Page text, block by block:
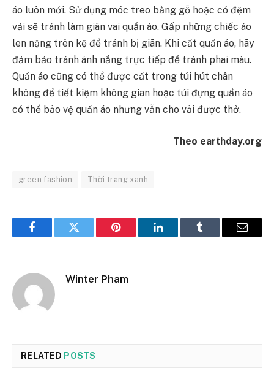
áo luôn mới. Sử dụng móc treo bằng gỗ hoặc có đệm
vải sẽ tránh làm giãn vai quần áo. Gấp những chiếc áo
len nặng trên kệ để tránh bị giãn. Khi cất quần áo, hãy
đảm bảo tránh ánh nắng trực tiếp để tránh phai màu.
Quần áo cũng có thể được cất trong túi hút chân
không để tiết kiệm không gian hoặc túi đựng quần áo
có thể bảo vệ quần áo nhưng vẫn cho vải được thở.
Theo earthday.org
green fashion Thời trang xanh
FacebookTwitter Pinterest LinkedInTumblr Email
Winter Pham
RELATED POSTS